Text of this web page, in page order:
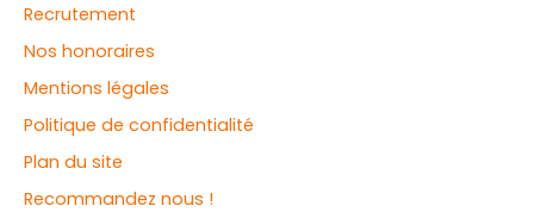
Recrutement
Nos honoraires
Mentions légales
Politique de confidentialité
Plan du site
Recommandez nous !